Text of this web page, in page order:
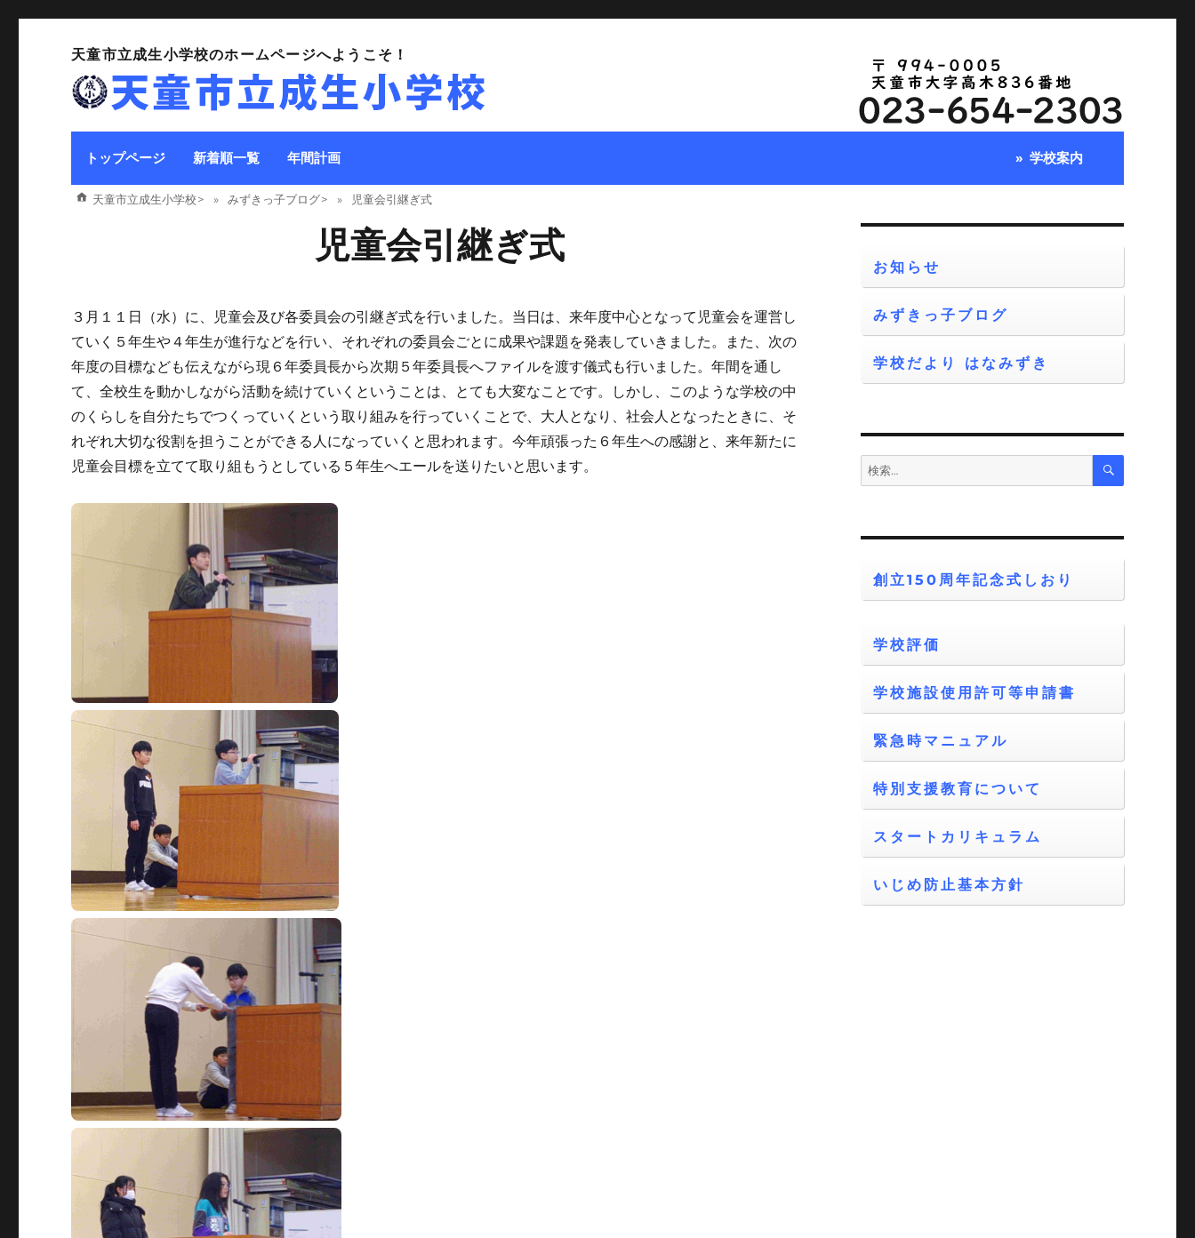
天童市立成生小学校のホームページへようこそ！
トップページ 新着順一覧 年間計画 学校案内
天童市立成生小学校 > みずきっ子ブログ> 児童会引継ぎ式
児童会引継ぎ式
３月１１日（水）に、児童会及び各委員会の引継ぎ式を行いました。当日は、来年度中心となって児童会を運営し
ていく５年生や４年生が進行などを行い、それぞれの委員会ごとに成果や課題を発表していきました。また、次の
年度の目標なども伝えながら現６年委員長から次期５年委員長へファイルを渡す儀式も行いました。年間を通し
て、全校生を動かしながら活動を続けていくということは、とても大変なことです。しかし、このような学校の中
のくらしを自分たちでつくっていくという取り組みを行っていくことで、大人となり、社会人となったときに、そ
れぞれ大切な役割を担うことができる人になっていくと思われます。今年頑張った６年生への感謝と、来年新たに
児童会目標を立てて取り組もうとしている５年生へエールを送りたいと思います。
お知らせ
みずきっ子ブログ
学校だより はなみずき
検
索:
検
創立150周年記念式しおり
学校評価
学校施設使用許可等申請書
緊急時マニュアル
特別支援教育について
スタートカリキュラム
いじめ防止基本方針